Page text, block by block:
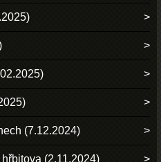
(7.12.2024)
(2.11.2024)